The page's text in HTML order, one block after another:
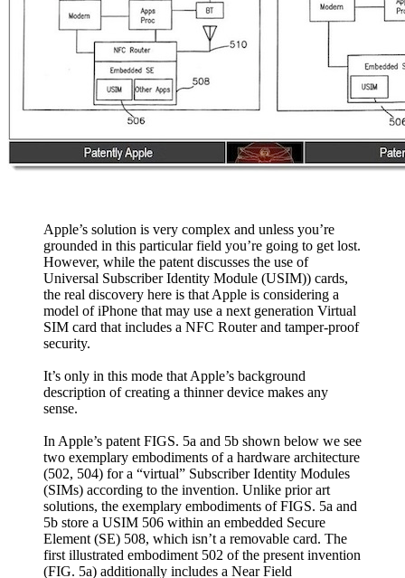
Apple’s solution is very complex and unless you’re
grounded in this particular field you’re going to get lost.
However, while the patent discusses the use of
Universal Subscriber Identity Module (USIM)) cards,
the real discovery here is that Apple is considering a
model of iPhone that may use a next generation Virtual
SIM card that includes a NFC Router and tamper-proof
security.
It’s only in this mode that Apple’s background
description of creating a thinner device makes any
sense.
In Apple’s patent FIGS. 5a and 5b shown below we see
two exemplary embodiments of a hardware architecture
(502, 504) for a “virtual” Subscriber Identity Modules
(SIMs) according to the invention. Unlike prior art
solutions, the exemplary embodiments of FIGS. 5a and
5b store a USIM 506 within an embedded Secure
Element (SE) 508, which isn’t a removable card. The
first illustrated embodiment 502 of the present invention
(FIG. 5a) additionally includes a Near Field